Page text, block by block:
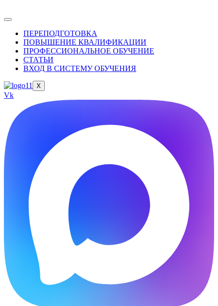
ПЕРЕПОДГОТОВКА
ПОВЫШЕНИЕ КВАЛИФИКАЦИИ
ПРОФЕССИОНАЛЬНОЕ ОБУЧЕНИЕ
СТАТЬИ
ВХОД В СИСТЕМУ ОБУЧЕНИЯ
X
Vk